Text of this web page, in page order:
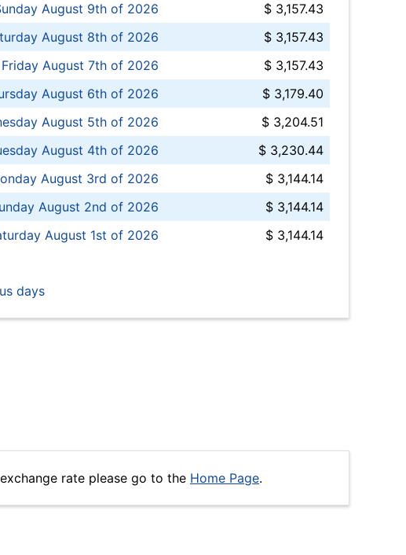
August 9th of 2026
$ 3,157.43
August 8th of 2026
$ 3,157.43
Friday August 7th of 2026
$ 3,157.43
August 6th of 2026
$ 3,179.40
August 5th of 2026
$ 3,204.51
August 4th of 2026
$ 3,230.44
August 3rd of 2026
$ 3,144.14
August 2nd of 2026
$ 3,144.14
August 1st of 2026
$ 3,144.14
days
rate please go to the Home Page.